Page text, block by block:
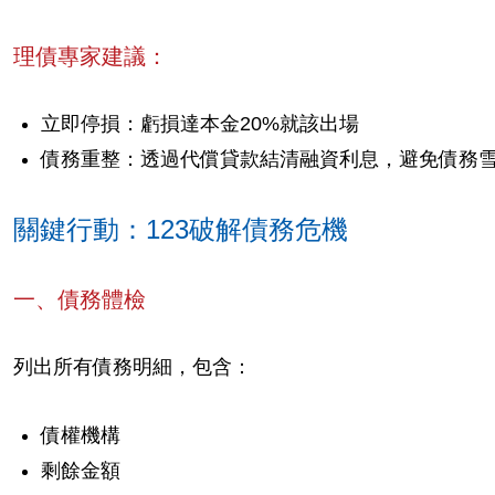
理債專家建議：
立即停損：虧損達本金20%就該出場
債務重整：透過代償貸款結清融資利息，避免債務
關鍵行動：123破解債務危機
一、債務體檢
列出所有債務明細，包含：
債權機構
剩餘金額